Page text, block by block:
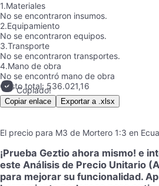
1.Materiales
No se encontraron insumos.
2.Equipamiento
No se encontraron equipos.
3.Transporte
No se encontraron transportes.
4.Mano de obra
No se encontró mano de obra
Costo total: 536.021,16
Copiado!
Copiar enlace Exportar a .xlsx
El precio para M3 de Mortero 1:3 en
¡Prueba Geztio ahora mismo! e
este Análisis de Precio Unitario
para mejorar su funcionalidad.